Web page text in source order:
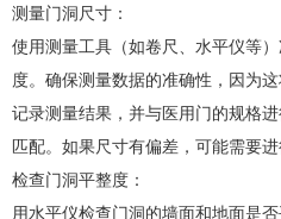
测量门洞尺寸：
使用测量工具（如卷尺、水平仪等
度。确保测量数据的准确性，因为
记录测量结果，并与医用门的规格
匹配。如果尺寸有偏差，可能需要
检查门洞平整度：
用水平仪检查门洞的墙面和地面是